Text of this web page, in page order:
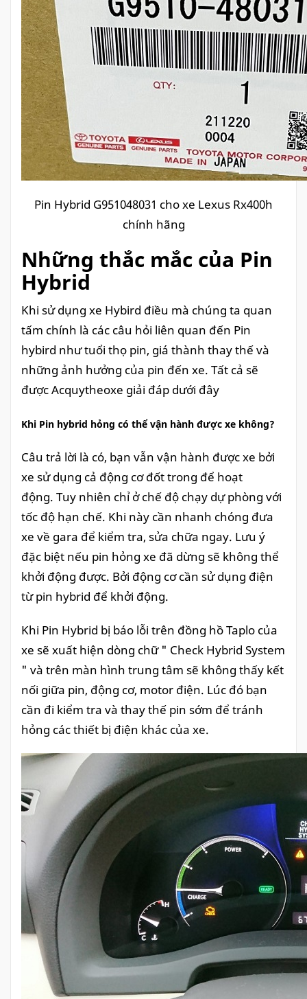
Pin Hybrid G951048031 cho xe Lexus Rx400h
chính hãng
Những thắc mắc của Pin
Hybrid
Khi sử dụng xe Hybird điều mà chúng ta quan
tấm chính là các câu hỏi liên quan đến Pin
hybird như tuổi thọ pin, giá thành thay thế và
những ảnh hưởng của pin đến xe. Tất cả sẽ
được Acquytheoxe giải đáp dưới đây
Khi Pin hybrid hỏng có thể vận hành được xe không?
Câu trả lời là có, bạn vẫn vận hành được xe bởi
xe sử dụng cả động cơ đốt trong để hoạt
động. Tuy nhiên chỉ ở chế độ chạy dự phòng với
tốc độ hạn chế. Khi này cần nhanh chóng đưa
xe về gara để kiểm tra, sửa chữa ngay. Lưu ý
đặc biệt nếu pin hỏng xe đã dừng sẽ không thể
khởi động được. Bởi động cơ cần sử dụng điện
từ pin hybrid để khởi động.
Khi Pin Hybrid bị báo lỗi trên đồng hồ Taplo của
xe sẽ xuất hiện dòng chữ " Check Hybrid System
" và trên màn hình trung tâm sẽ không thấy kết
nối giữa pin, động cơ, motor điện. Lúc đó bạn
cần đi kiểm tra và thay thế pin sớm để tránh
hỏng các thiết bị điện khác của xe.